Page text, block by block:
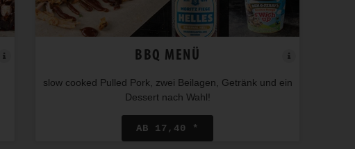
BBQ MENÜ
slow cooked Pulled Pork, zwei Beilagen, Getränk und ein
Dessert nach Wahl!
AB 17,40 *